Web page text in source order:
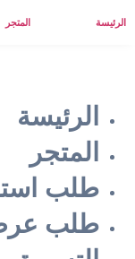
الرئيسة المتجر
الرئيسة
المتجر
طلب
طلب